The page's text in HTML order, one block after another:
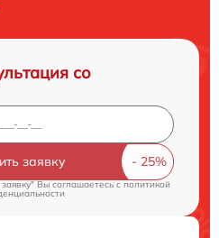
со
заявку
Вы соглашаетесь cполитикой